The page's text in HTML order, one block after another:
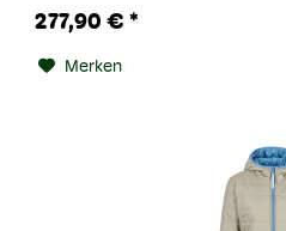
277,90 € *
Merken